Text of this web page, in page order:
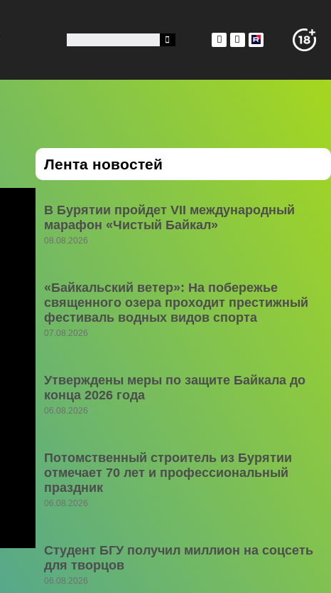
Лента новостей
В Бурятии пройдет VII международный
марафон «Чистый Байкал»
08.08.2026
«Байкальский ветер»: На побережье
священного озера проходит престижный
фестиваль водных видов спорта
07.08.2026
Утверждены меры по защите Байкала до
конца 2026 года
06.08.2026
Потомственный строитель из Бурятии
отмечает 70 лет и профессиональный
праздник
06.08.2026
Студент БГУ получил миллион на соцсеть
для творцов
06.08.2026